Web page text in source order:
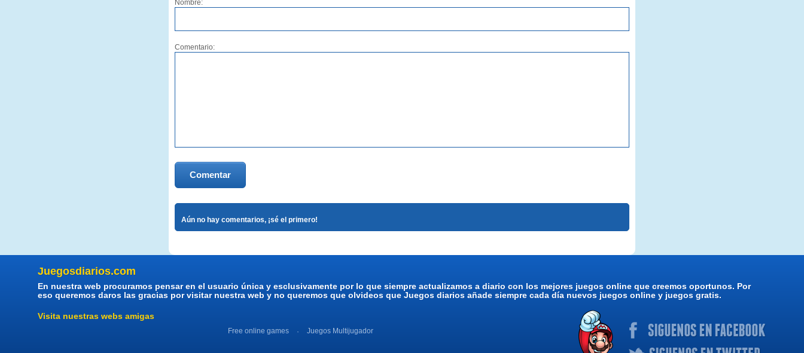
Nombre:
Comentario:
Comentar
Aún no hay comentarios, ¡sé el primero!
Juegosdiarios.com
En nuestra web procuramos pensar en el usuario única y esclusivamente por lo que siempre actualizamos a diario con los mejores juegos online que creemos oportunos. Por
eso queremos daros las gracias por visitar nuestra web y no queremos que olvideos que Juegos diarios añade siempre cada día nuevos juegos online y juegos gratis.
Visita nuestras webs amigas
Free online games Juegos Multijugador